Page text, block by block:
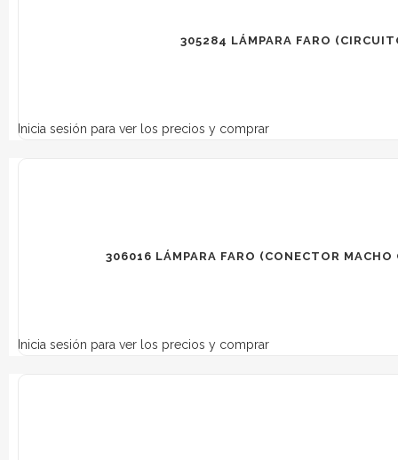
305284 LÁMPARA FARO
Inicia sesión para ver los precios y comprar
306016 LÁMPARA FARO (CONECTOR
Inicia sesión para ver los precios y comprar